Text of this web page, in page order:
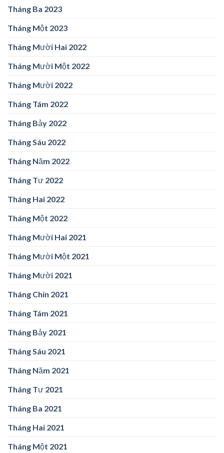
Tháng Ba 2023
Tháng Một 2023
Tháng Mười Hai 2022
Tháng Mười Một 2022
Tháng Mười 2022
Tháng Tám 2022
Tháng Bảy 2022
Tháng Sáu 2022
Tháng Năm 2022
Tháng Tư 2022
Tháng Hai 2022
Tháng Một 2022
Tháng Mười Hai 2021
Tháng Mười Một 2021
Tháng Mười 2021
Tháng Chín 2021
Tháng Tám 2021
Tháng Bảy 2021
Tháng Sáu 2021
Tháng Năm 2021
Tháng Tư 2021
Tháng Ba 2021
Tháng Hai 2021
Tháng Một 2021